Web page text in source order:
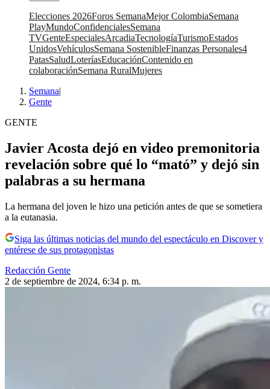
Elecciones 2026Foros SemanaMejor ColombiaSemana
PlayMundoConfidencialesSemana
TVGenteEspecialesArcadiaTecnologíaTurismoEstados
UnidosVehículosSemana SostenibleFinanzas Personales4
PatasSaludLoteríasEducaciónContenido en
colaboraciónSemana RuralMujeres
Semana|
Gente
GENTE
Javier Acosta dejó en video premonitoria
revelación sobre qué lo “mató” y dejó sin
palabras a su hermana
La hermana del joven le hizo una petición antes de que se sometiera
a la eutanasia.
Siga las últimas noticias del mundo del espectáculo en Discover y
entérese de sus protagonistas
Redacción Gente
2 de septiembre de 2024, 6:34 p. m.